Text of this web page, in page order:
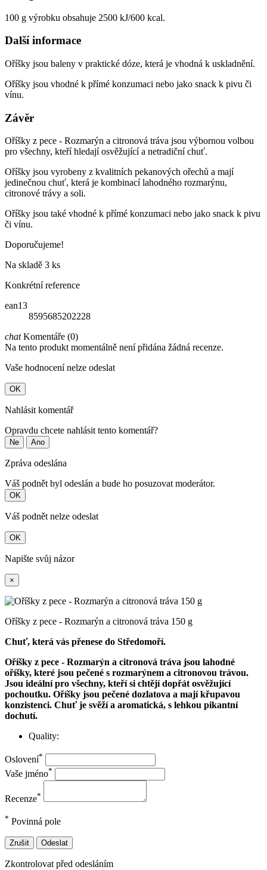
100 g výrobku obsahuje 2500 kJ/600 kcal.
Další informace
Oříšky jsou baleny v praktické dóze, která je vhodná k uskladnění.
Oříšky jsou vhodné k přímé konzumaci nebo jako snack k pivu či
vínu.
Závěr
Oříšky z pece - Rozmarýn a citronová tráva jsou výbornou volbou
pro všechny, kteří hledají osvěžující a netradiční chuť.
Oříšky jsou vyrobeny z kvalitních pekanových ořechů a mají
jedinečnou chuť, která je kombinací lahodného rozmarýnu,
citronové trávy a soli.
Oříšky jsou také vhodné k přímé konzumaci nebo jako snack k pivu
či vínu.
Doporučujeme!
Na skladě 3 ks
Konkrétní reference
ean13
8595685202228
chatKomentáře (0)
Na tento produkt momentálně není přidána žádná recenze.
Vaše hodnocení nelze odeslat
OK
Nahlásit komentář
Opravdu chcete nahlásit tento komentář?
Ne Ano
Zpráva odeslána
Váš podnět byl odeslán a bude ho posuzovat moderátor.
OK
Váš podnět nelze odeslat
OK
Napište svůj názor
×
Oříšky z pece - Rozmarýn a citronová tráva 150 g
Chuť, která vás přenese do Středomoří.
Oříšky z pece - Rozmarýn a citronová tráva jsou lahodné
oříšky, které jsou pečené s rozmarýnem a citronovou trávou.
Jsou ideální pro všechny, kteří si chtějí dopřát osvěžující
pochoutku. Oříšky jsou pečené dozlatova a mají křupavou
konzistenci. Chuť je svěží a aromatická, s lehkou pikantní
dochutí.
Quality:
Oslovení*
Vaše jméno*
Recenze*
* Povinná pole
Zrušit Odeslat
Zkontrolovat před odesláním